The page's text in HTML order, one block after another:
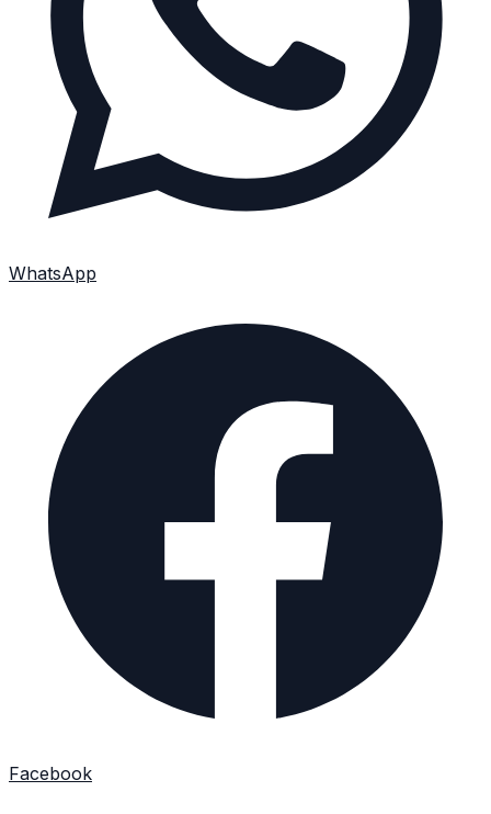
WhatsApp
Facebook